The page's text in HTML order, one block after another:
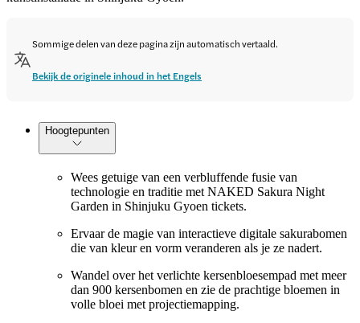
Sommige delen van deze pagina zijn automatisch vertaald.
Bekijk de originele inhoud in het Engels
Hoogtepunten
Wees getuige van een verbluffende fusie van
technologie en traditie met NAKED Sakura Night
Garden in Shinjuku Gyoen tickets.
Ervaar de magie van interactieve digitale sakurabomen
die van kleur en vorm veranderen als je ze nadert.
Wandel over het verlichte kersenbloesempad met meer
dan 900 kersenbomen en zie de prachtige bloemen in
volle bloei met projectiemapping.